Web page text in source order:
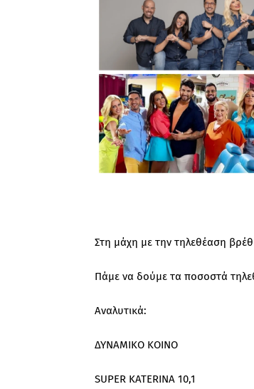
Στη μάχη με την τηλεθέαση
Πάμε να δούμε τα ποσοστά
Αναλυτικά:
ΔΥΝΑΜΙΚΟ ΚΟΙΝΟ
SUPER KATERINA 10,1